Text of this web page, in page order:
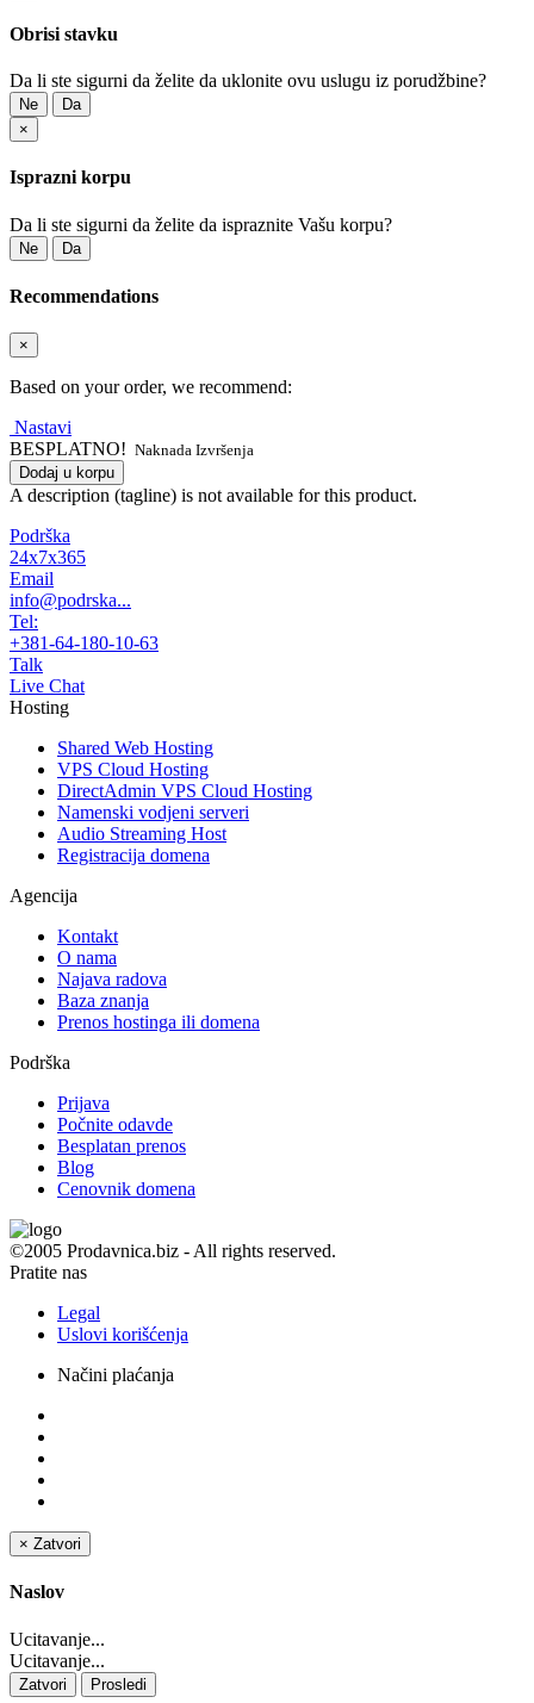
Obrisi stavku
Da li ste sigurni da želite da uklonite ovu uslugu iz porudžbine?
Ne
Da
×
Isprazni korpu
Da li ste sigurni da želite da ispraznite Vašu korpu?
Ne Da
Recommendations
×
Based on your order, we recommend:
Nastavi
BESPLATNO! Naknada Izvršenja
Dodaj u korpu
A description (tagline) is not available for this product.
Podrška
24x7x365
Email
info@podrska...
Tel:
+381-64-180-10-63
Talk
Live Chat
Hosting
Shared Web Hosting
VPS Cloud Hosting
DirectAdmin VPS Cloud Hosting
Namenski vodjeni serveri
Audio Streaming Host
Registracija domena
Agencija
Kontakt
O nama
Najava radova
Baza znanja
Prenos hostinga ili domena
Podrška
Prijava
Počnite odavde
Besplatan prenos
Blog
Cenovnik domena
©2005 Prodavnica.biz - All rights reserved.
Pratite nas
Legal
Uslovi korišćenja
Načini plaćanja
× Zatvori
Naslov
Ucitavanje...
Ucitavanje...
Zatvori Prosledi